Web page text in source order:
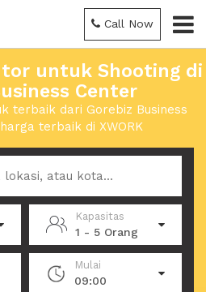
Call Now
untuk Shooting di
Center
terbaik dari Gorebiz Business
terbaik di XWORK
Kapasitas
1 - 5 Orang
Mulai
09:00